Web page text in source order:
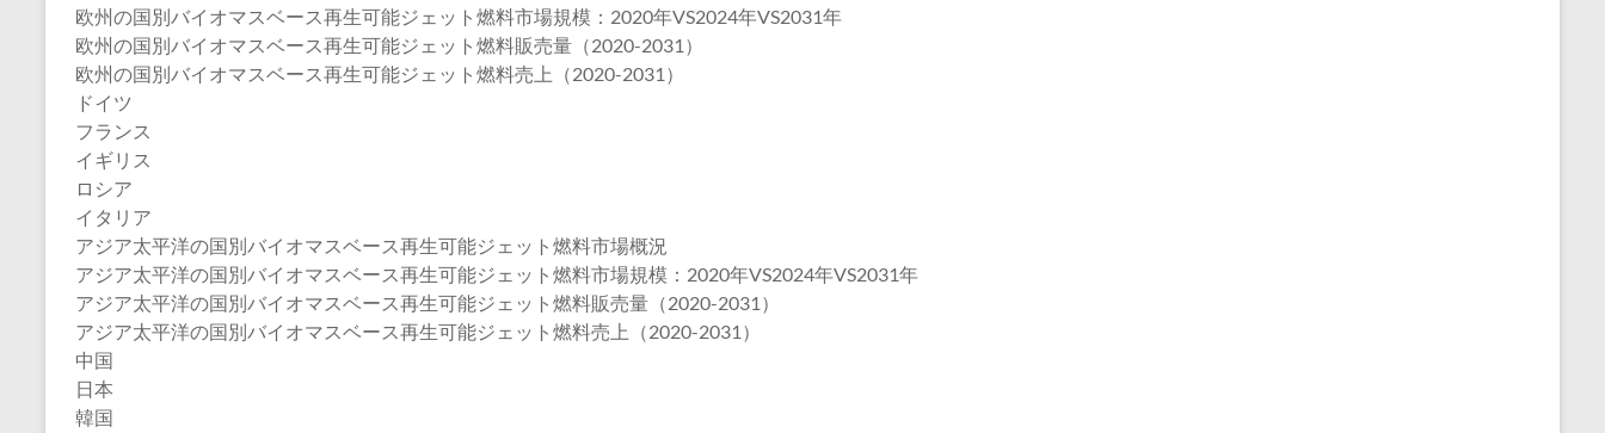
欧州の国別バイオマスベース再生可能ジェット燃料市場規模：2020年VS2024年VS2031年
欧州の国別バイオマスベース再生可能ジェット燃料販売量（2020-2031）
欧州の国別バイオマスベース再生可能ジェット燃料売上（2020-2031）
ドイツ
フランス
イギリス
ロシア
イタリア
アジア太平洋の国別バイオマスベース再生可能ジェット燃料市場概況
アジア太平洋の国別バイオマスベース再生可能ジェット燃料市場規模：2020年VS2024年VS2031年
アジア太平洋の国別バイオマスベース再生可能ジェット燃料販売量（2020-2031）
アジア太平洋の国別バイオマスベース再生可能ジェット燃料売上（2020-2031）
中国
日本
韓国